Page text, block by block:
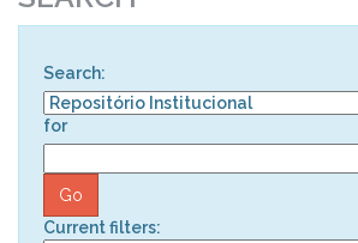
Search:
for
Current filters: